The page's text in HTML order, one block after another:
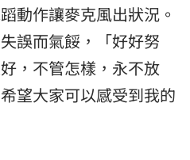
動作讓麥克風出狀況。
誤而氣餒，「好好努
，不管怎樣，永不放
望大家可以感受到我的